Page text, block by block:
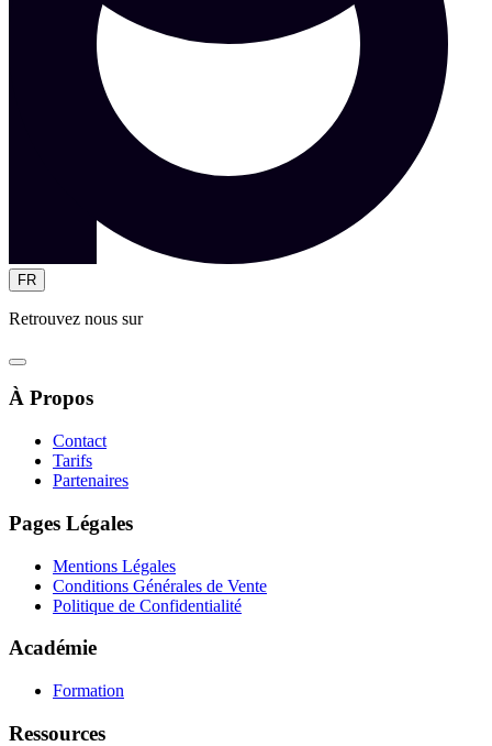
FR
Retrouvez nous sur
À Propos
Contact
Tarifs
Partenaires
Pages Légales
Mentions Légales
Conditions Générales de Vente
Politique de Confidentialité
Académie
Formation
Ressources